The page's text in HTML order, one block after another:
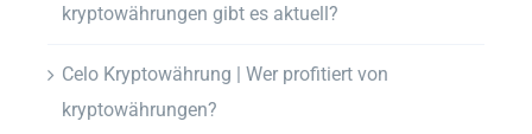
kryptowährungen gibt es aktuell?
Celo Kryptowährung | Wer profitiert von
kryptowährungen?